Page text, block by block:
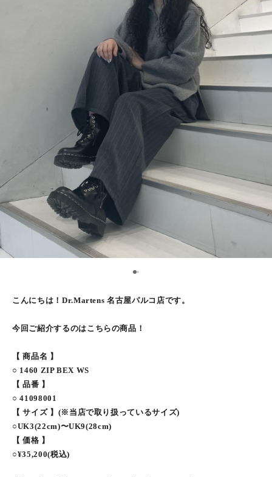
1
こんにちは！Dr.Martens 名古屋パルコ店です。
今回ご紹介するのはこちらの商品！
【 商品名 】
○ 1460 ZIP BEX WS
【 品番 】
○ 41098001
【 サイズ 】(※当店で取り扱っているサイズ)
○UK3(22cm)〜UK9(28cm)
【 価格 】
○¥35,200(税込)